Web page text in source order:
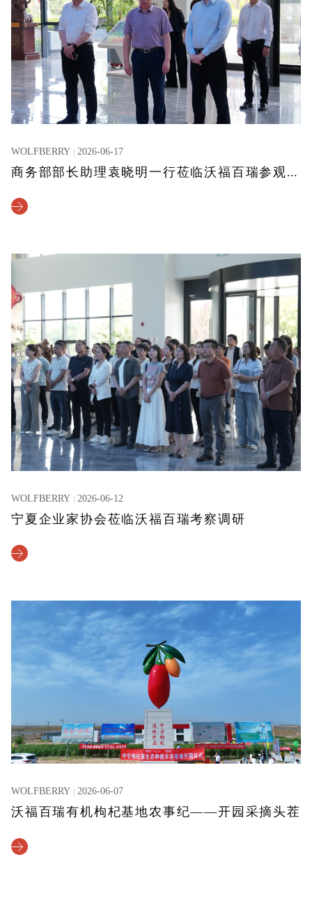
WOLFBERRY 2026-06-17
商务部部长助理袁晓明一行莅临沃福百瑞参观考察
WOLFBERRY 2026-06-12
宁夏企业家协会莅临沃福百瑞考察调研
WOLFBERRY 2026-06-07
沃福百瑞有机枸杞基地农事纪——开园采摘头茬